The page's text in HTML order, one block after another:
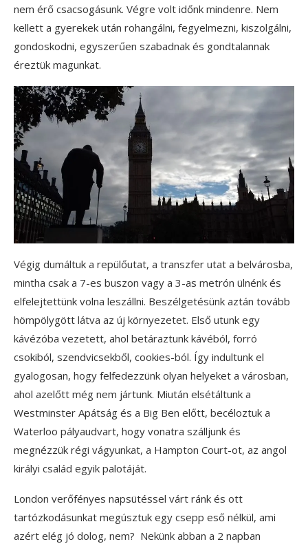
nem érő csacsogásunk. Végre volt időnk mindenre. Nem
kellett a gyerekek után rohangálni, fegyelmezni, kiszolgálni,
gondoskodni, egyszerűen szabadnak és gondtalannak
éreztük magunkat.
Végig dumáltuk a repülőutat, a transzfer utat a belvárosba,
mintha csak a 7-es buszon vagy a 3-as metrón ülnénk és
elfelejtettünk volna leszállni. Beszélgetésünk aztán tovább
hömpölygött látva az új környezetet. Első utunk egy
kávézóba vezetett, ahol betáraztunk kávéból, forró
csokiból, szendvicsekből, cookies-ból. Így indultunk el
gyalogosan, hogy felfedezzünk olyan helyeket a városban,
ahol azelőtt még nem jártunk. Miután elsétáltunk a
Westminster Apátság és a Big Ben előtt, becéloztuk a
Waterloo pályaudvart, hogy vonatra szálljunk és
megnézzük régi vágyunkat, a Hampton Court-ot, az angol
királyi család egyik palotáját.
London verőfényes napsütéssel várt ránk és ott
tartózkodásunkat megúsztuk egy csepp eső nélkül, ami
azért elég jó dolog, nem? Nekünk abban a 2 napban